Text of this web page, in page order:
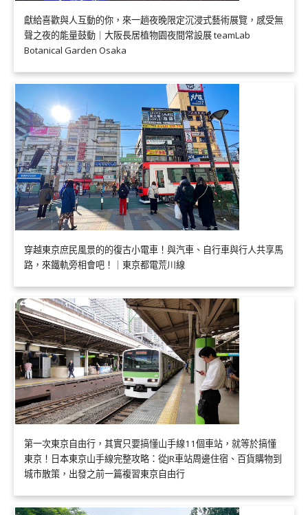
獻給喜歡與人互動的你，來一趟夜晚限定沉浸式藝術展覽，感受無
聲之夜的能量鼓動｜大阪長居植物園夜間常設展 teamLab
Botanical Garden Osaka
穿越東京庶民風景的的復古小電車！與汽車、自行車與行人共享馬
路，來鐵軌旁相會吧！｜東京都電荒川線
第一次東京自由行，其實只要搞懂山手線11個車站，就等於搞懂
東京！日本東京山手線完整攻略：從JR車站周邊住宿、百貨購物到
城市散策，出發之前一篇複習東京自由行